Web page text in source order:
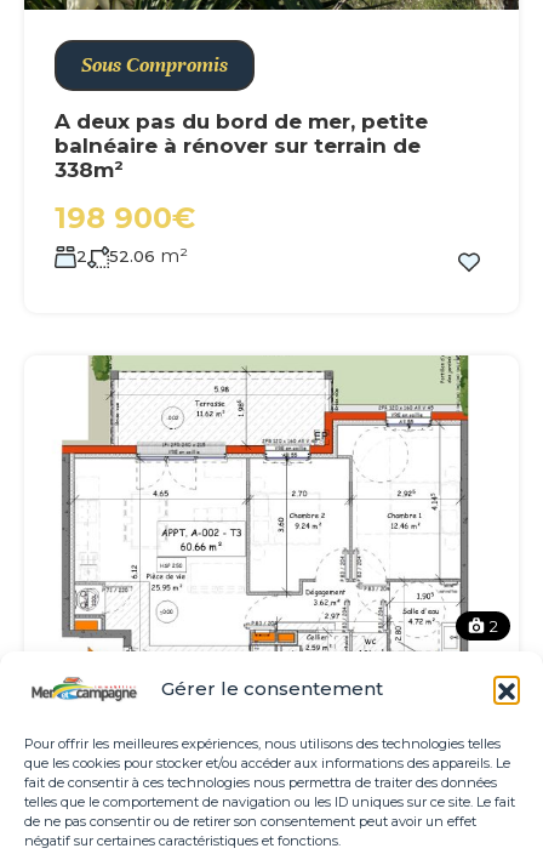
Gérer le consentement
Pour offrir les meilleures expériences, nous utilisons des technologies telles
que les cookies pour stocker et/ou accéder aux informations des appareils. Le
fait de consentir à ces technologies nous permettra de traiter des données
telles que le comportement de navigation ou les ID uniques sur ce site. Le fait
de ne pas consentir ou de retirer son consentement peut avoir un effet
négatif sur certaines caractéristiques et fonctions.
Sous Compromis
A deux pas du bord de mer, petite
balnéaire à rénover sur terrain de
338m²
198 900€
2 52.06 m²
2
Vente
Appartement à vendre Brem-sur-Mer
219 000€